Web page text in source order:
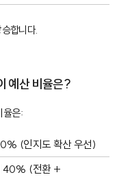
합니다.
예산 비율은?
율은:
(인지도 확산 우선)
40% (전환 +